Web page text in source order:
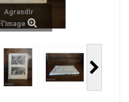
Agrandir
l'image